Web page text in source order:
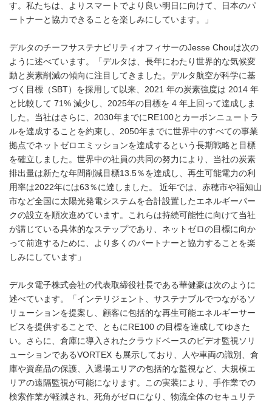
す。私たちは、よりスマートでより良い明日に向けて、日本のパ
ートナーと協力できることを楽しみにしています。」
デルタのチーフサステナビリティオフィサーのJesse Chouは次の
ように述べています。「デルタは、長年にわたり世界的な気候変
動と炭素削減の傾向に注目してきました。デルタ航空が科学に基
づく目標（SBT）を採用して以来、2021 年の炭素強度は 2014 年
と比較して 71% 減少し、2025年の目標を 4 年上回って達成しま
した。当社はさらに、2030年までにRE100とカーボンニュートラ
ルを達成することを約束し、2050年までに世界中のすべての事業
拠点でネットゼロエミッションを達成するという長期戦略と目標
を確立しました。世界中の社員の共同の努力により、当社の炭素
排出量は新たな年間削減目標13.5％を達成し、再生可能電力の利
用率は2022年には63％に達しました。 近年では、赤穂市や福知山
市など全国に太陽光発電システムを合計設置したエネルギーパー
クの設立を順次進めています。これらは持続可能性に向けて当社
が講じている具体的なステップであり、ネットゼロの目標に向か
って前進するために、より多くのパートナーと協力することを楽
しみにしています」
デルタ電子株式会社の代表取締役社長である華健豪は次のように
述べています。「インテリジェント、サステナブルでつながるソ
リューションを提案し、顧客に包括的な再生可能エネルギーサー
ビスを提供することで、ともにRE100 の目標を達成してゆきた
い。さらに、倉庫に導入されたクラウドベースのビデオ監視ソリ
ューションであるVORTEX も展示しており、人や車両の識別、倉
庫や資産品の保護、入退場エリアの包括的な監視など、大規模エ
リアの遠隔監視が可能になります。この実装により、手作業での
検索作業が軽減され、死角がゼロになり、物流全体のセキュリテ